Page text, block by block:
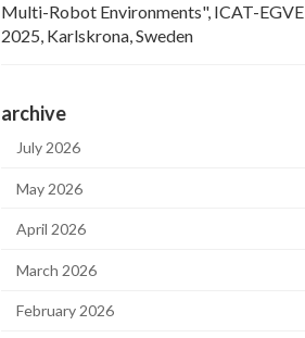
Multi-Robot Environments", ICAT-EGVE
2025, Karlskrona, Sweden
archive
July 2026
May 2026
April 2026
March 2026
February 2026